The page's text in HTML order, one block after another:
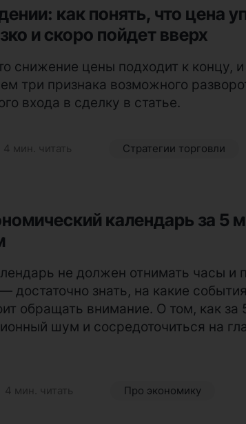
как понять, что цена
и скоро пойдет вверх
снижение цены подходит к концу,
три признака возможного
входа в сделку в статье.
4 мин. читать Стратегии торговли
календарь за 5
не должен отнимать часы и
достаточно знать, на какие события
обращать внимание. О том, как за
шум и сосредоточиться на
4 мин. читать Про экономику